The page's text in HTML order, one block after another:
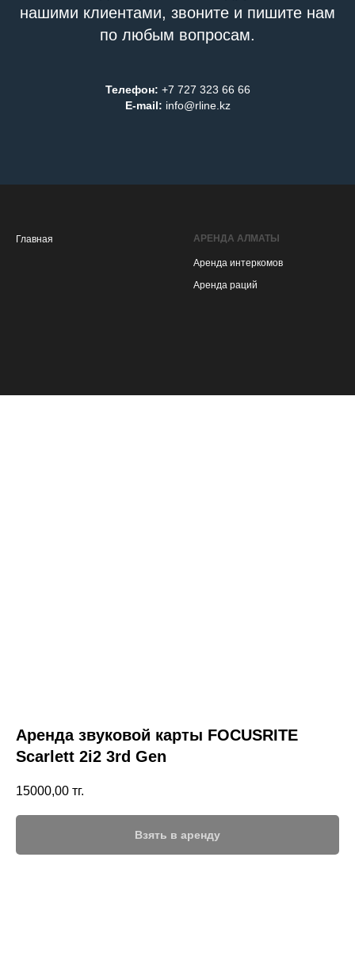
нашими клиентами, звоните и пишите нам
по любым вопросам.
Телефон: +7 727 323 66 66
E-mail: info@rline.kz
Главная АРЕНДА АЛМАТЫ
Аренда интеркомов
Аренда раций
Аренда звуковой карты FOCUSRITE
Scarlett 2i2 3rd Gen
15000,00 тг.
Взять в аренду